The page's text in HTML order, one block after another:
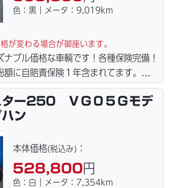
色：黒｜メータ：9,019km
が変わる場合が御座います。
ブル価格な車輌です！各種保険完備！
に自賠責保険１年含まれてます。全国
にて配達致します！！（離島の場合は
難保険加入可能！ｗｅｂローン・カー
仕様変更からレストアまで、お気軽にお
ジにて詳細画像見れます。
ター250 ＶＧ０５Ｇモデ
ン
本体価格(税込み) ：
528,800円
色：白｜メータ：7,354km